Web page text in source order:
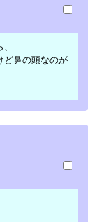
ど鼻の頭なのが